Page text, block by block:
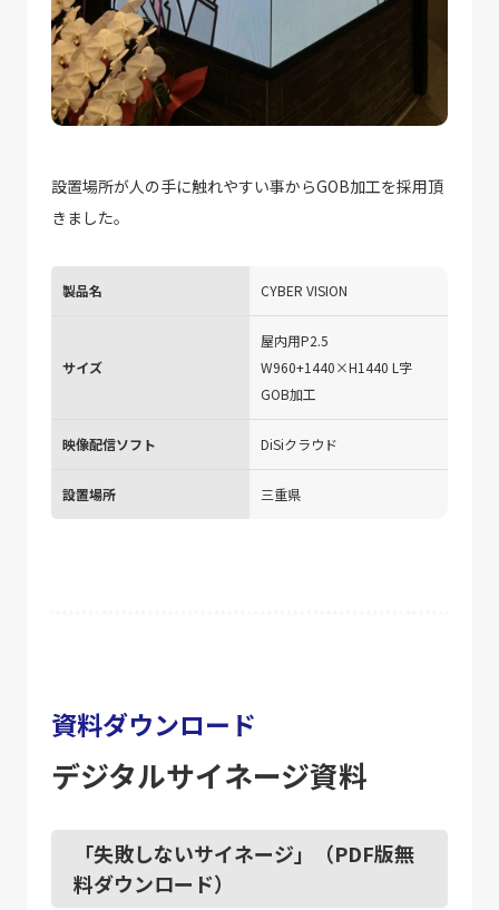
設置場所が人の手に触れやすい事からGOB加工を採用頂
きました。
製品名 CYBER VISION
サイズ
屋内用P2.5
W960+1440×H1440 L字
GOB加工
映像配信ソフト DiSiクラウド
設置場所 三重県
資料ダウンロード
デジタルサイネージ資料
「失敗しないサイネージ」（PDF版無
料ダウンロード）